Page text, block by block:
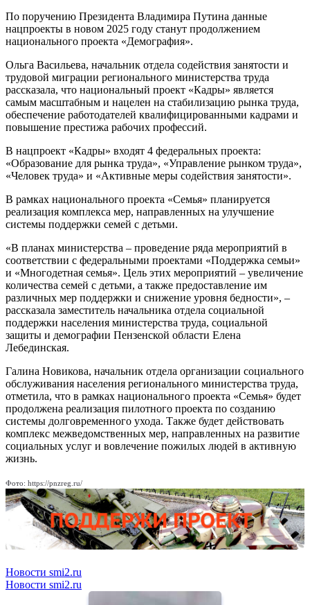
По поручению Президента Владимира Путина данные
нацпроекты в новом 2025 году станут продолжением
национального проекта «Демография».
Ольга Васильева, начальник отдела содействия занятости и
трудовой миграции регионального министерства труда
рассказала, что национальный проект «Кадры» является
самым масштабным и нацелен на стабилизацию рынка труда,
обеспечение работодателей квалифицированными кадрами и
повышение престижа рабочих профессий.
В нацпроект «Кадры» входят 4 федеральных проекта:
«Образование для рынка труда», «Управление рынком труда»,
«Человек труда» и «Активные меры содействия занятости».
В рамках национального проекта «Семья» планируется
реализация комплекса мер, направленных на улучшение
системы поддержки семей с детьми.
«В планах министерства – проведение ряда мероприятий в
соответствии с федеральными проектами «Поддержка семьи»
и «Многодетная семья». Цель этих мероприятий – увеличение
количества семей с детьми, а также предоставление им
различных мер поддержки и снижение уровня бедности», –
рассказала заместитель начальника отдела социальной
поддержки населения министерства труда, социальной
защиты и демографии Пензенской области Елена
Лебединская.
Галина Новикова, начальник отдела организации социального
обслуживания населения регионального министерства труда,
отметила, что в рамках национального проекта «Семья» будет
продолжена реализация пилотного проекта по созданию
системы долговременного ухода. Также будет действовать
комплекс межведомственных мер, направленных на развитие
социальных услуг и вовлечение пожилых людей в активную
жизнь.
Фото: https://pnzreg.ru/
Новости smi2.ru
Новости smi2.ru